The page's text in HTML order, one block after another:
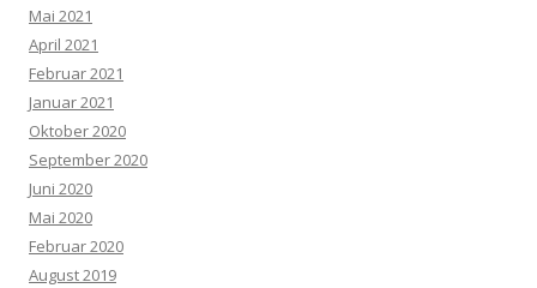
Mai 2021
April 2021
Februar 2021
Januar 2021
Oktober 2020
September 2020
Juni 2020
Mai 2020
Februar 2020
August 2019